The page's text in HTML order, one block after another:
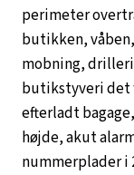
perimeter
butikken,
mobning,
butikstyveri det
efterladt
højde, akut
nummerplader